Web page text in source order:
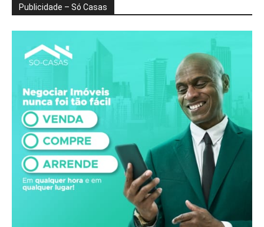
Publicidade – Só Casas